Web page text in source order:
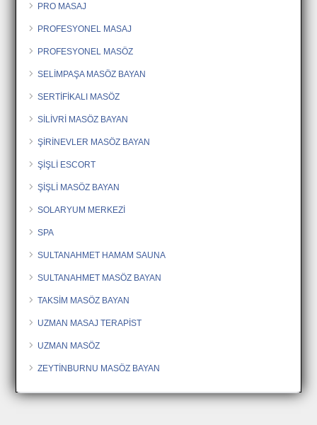
PRO MASAJ
PROFESYONEL MASAJ
PROFESYONEL MASÖZ
SELİMPAŞA MASÖZ BAYAN
SERTİFİKALI MASÖZ
SİLİVRİ MASÖZ BAYAN
ŞİRİNEVLER MASÖZ BAYAN
ŞİŞLİ ESCORT
ŞİŞLİ MASÖZ BAYAN
SOLARYUM MERKEZİ
SPA
SULTANAHMET HAMAM SAUNA
SULTANAHMET MASÖZ BAYAN
TAKSİM MASÖZ BAYAN
UZMAN MASAJ TERAPİST
UZMAN MASÖZ
ZEYTİNBURNU MASÖZ BAYAN